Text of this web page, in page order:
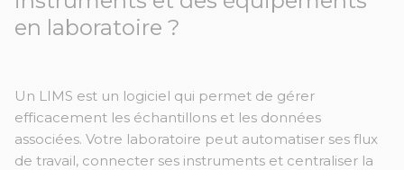
en laboratoire ?
Un LIMS est un logiciel qui permet de gérer
efficacement les échantillons et les données
associées. Votre laboratoire peut automatiser ses flux
de travail, connecter ses instruments et centraliser la